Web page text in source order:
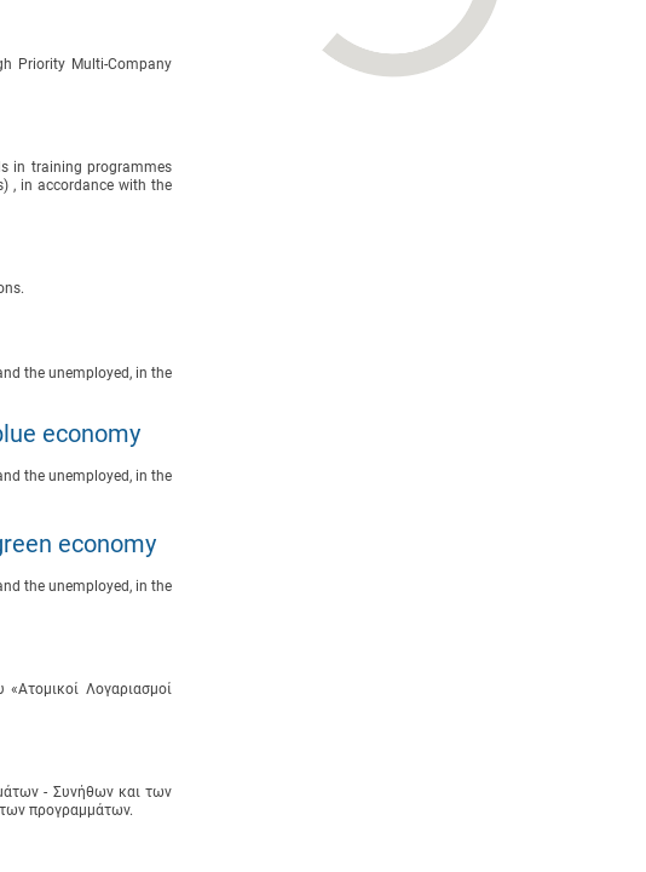
Priority Multi-Company
in training programmes
, in accordance with the
the unemployed, in the
economy
the unemployed, in the
economy
the unemployed, in the
Λογαριασμοί
- Συνήθων και των
των προγραμμάτων.